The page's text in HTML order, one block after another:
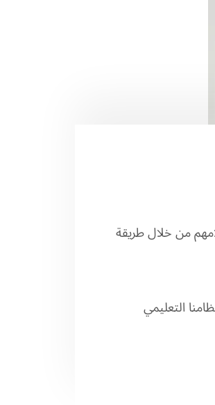
أحلامهم من خلال طريقة
التعليمي